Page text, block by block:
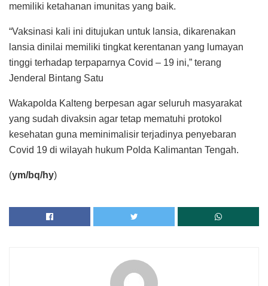
memiliki ketahanan imunitas yang baik.
“Vaksinasi kali ini ditujukan untuk lansia, dikarenakan
lansia dinilai memiliki tingkat kerentanan yang lumayan
tinggi terhadap terpaparnya Covid – 19 ini,” terang
Jenderal Bintang Satu
Wakapolda Kalteng berpesan agar seluruh masyarakat
yang sudah divaksin agar tetap mematuhi protokol
kesehatan guna meminimalisir terjadinya penyebaran
Covid 19 di wilayah hukum Polda Kalimantan Tengah.
(ym/bq/hy)